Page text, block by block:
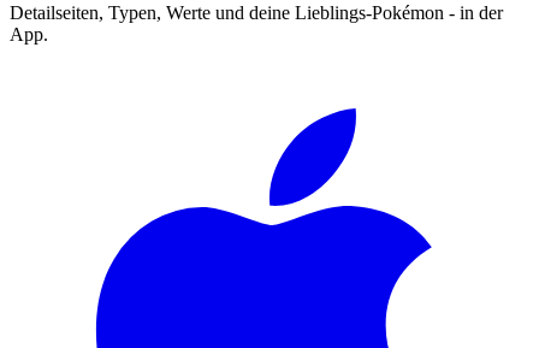
Detailseiten, Typen, Werte und deine Lieblings-Pokémon - in der
App.